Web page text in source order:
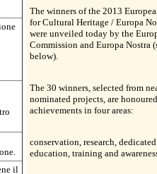
il
The winners of the 2013
for Cultural Heritage / Europa
were unveiled today by the
Commission and Europa Nostra
below).
The 30 winners, selected from
nominated projects, are
achievements in four areas:
conservation, research,
education, training and